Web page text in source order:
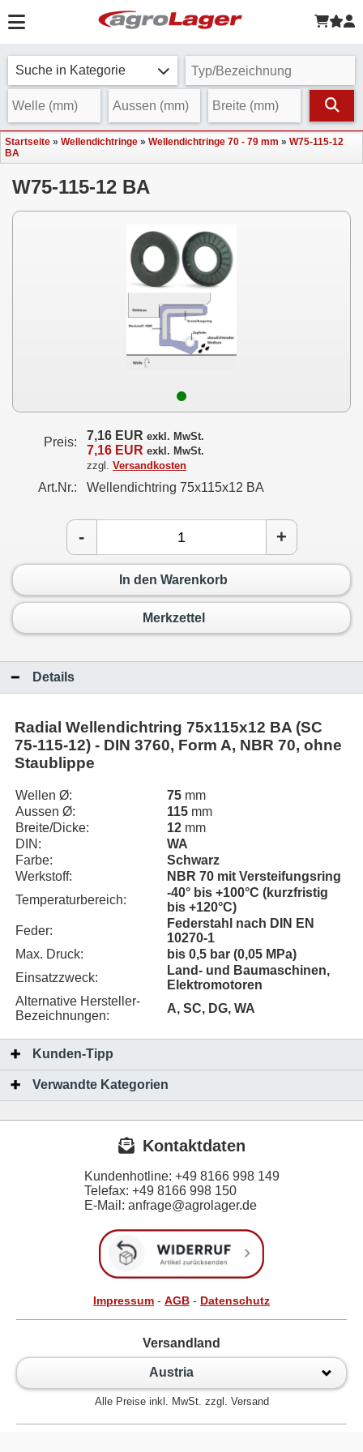
Suche in Kategorie
Startseite » Wellendichtringe » Wellendichtringe 70 - 79 mm » W75-115-12
BA
W75-115-12 BA
Preis: 7,16 EUR exkl. MwSt.
7,16 EUR exkl. MwSt.
zzgl. Versandkosten
Art.Nr.: Wellendichtring 75x115x12 BA
- +
In den Warenkorb
Merkzettel
Details
Radial Wellendichtring 75x115x12 BA (SC
75-115-12) - DIN 3760, Form A, NBR 70, ohne
Staublippe
Wellen Ø: 75 mm
Aussen Ø:
115 mm
Breite/Dicke:
12 mm
DIN:
WA
Farbe:
Schwarz
Werkstoff:
NBR 70 mit Versteifungsring
Temperaturbereich:
-40° bis +100°C (kurzfristig
bis +120°C)
Feder:
Federstahl nach DIN EN
10270-1
Max. Druck:
bis 0,5 bar (0,05 MPa)
Einsatzzweck:
Land- und Baumaschinen,
Elektromotoren
Alternative Hersteller-
Bezeichnungen:
A, SC, DG, WA
Kunden-Tipp
Verwandte Kategorien
Kontaktdaten
Kundenhotline: +49 8166 998 149
Telefax: +49 8166 998 150
E-Mail: anfrage@agrolager.de
Impressum - AGB - Datenschutz
Versandland
Austria
Alle Preise inkl. MwSt. zzgl. Versand